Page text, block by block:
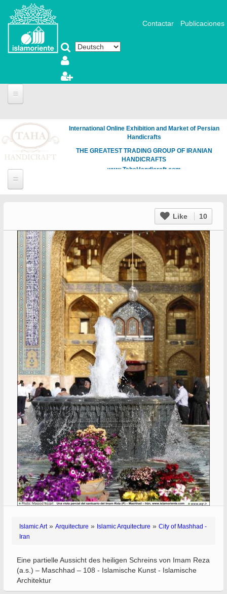
Direkt zum Inhalt
Contactar Publicaciones
International Online Exhibition and Market of Persian
Handicrafts
THE GREATEST TRADING GROUP OF IRANIAN
HANDICRAFTS
www.TahaHandicraft.com
Like 10
Islamic Art» Arquitecture » Islamic Arquitecture » City of Mashhad -
Iran
Eine partielle Aussicht des heiligen Schreins von Imam Reza
(a.s.) – Maschhad – 108 - Islamische Kunst - Islamische
Architektur